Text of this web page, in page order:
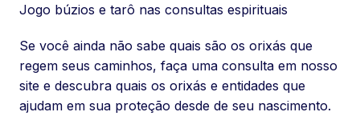
Jogo búzios e tarô nas consultas espirituais
Se você ainda não sabe quais são os orixás que
regem seus caminhos, faça uma consulta em nosso
site e descubra quais os orixás e entidades que
ajudam em sua proteção desde de seu nascimento.